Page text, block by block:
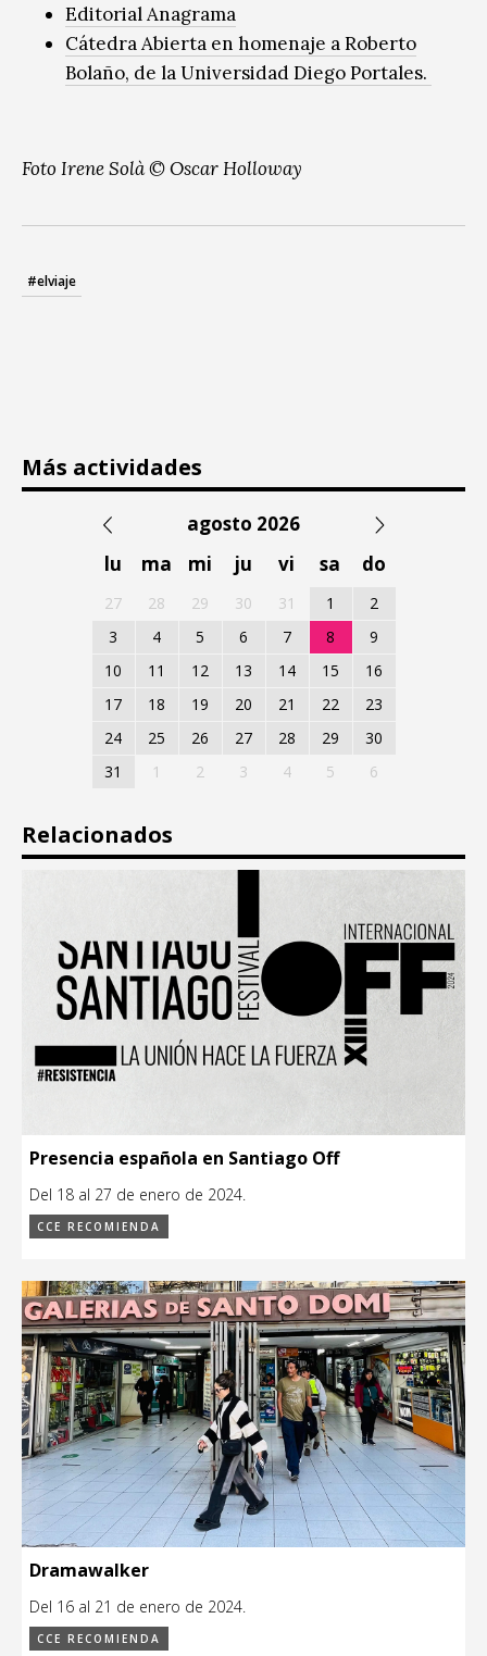
Editorial Anagrama
Cátedra Abierta en homenaje a Roberto
Bolaño, de la Universidad Diego Portales.
Foto Irene Solà © Oscar Holloway
#elviaje
Más actividades
agosto 2026
lu
ma mi ju vi sa do
27 28 29 30 31 1
2
3
4 5 6 7 8
9
10
11 12 13 14 15
16
17
18 19 20 21 22
23
24
25 26 27 28 29
30
31
1 2 3 4 5 6
Relacionados
Presencia española en Santiago Off
Del 18 al 27 de enero de 2024.
CCE RECOMIENDA
Dramawalker
Del 16 al 21 de enero de 2024.
CCE RECOMIENDA